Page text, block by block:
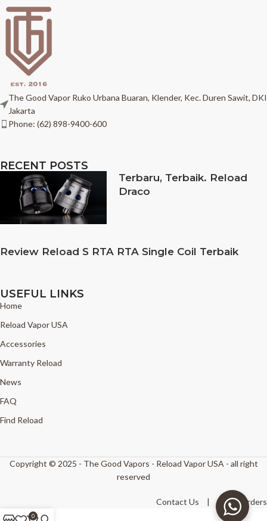
The Good Vapor Ruko Urbana Buaran, Klender, Kec. Duren Sawit, DKI
Jakarta
Phone: (62) 898-9400-600
RECENT POSTS
Terbaru, Terbaik. Reload
Draco
Review Reload S RTA RTA Single Coil Terbaik
USEFUL LINKS
Home
Reload Vapor USA
Accessories
Warranty Reload
News
FAQ
Find Reload
Copyright © 2025 - The Good Vapors - Reload Vapor USA - all right
reserved
Contact Us | Track Orders
0